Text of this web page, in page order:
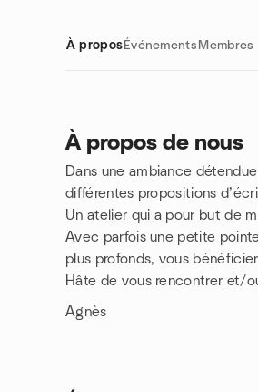
À propos Événements Membres
À propos de nous
Dans une ambiance
différentes propositions
Un atelier qui a pour but de
Avec parfois une petite
plus profonds, vous
Hâte de vous rencontrer et/
Agnès
Liens de groupe